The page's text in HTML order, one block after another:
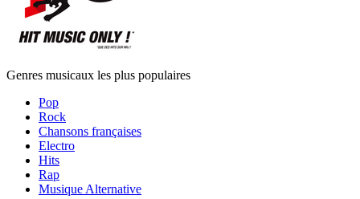
Genres musicaux les plus populaires
Pop
Rock
Chansons françaises
Electro
Hits
Rap
Musique Alternative